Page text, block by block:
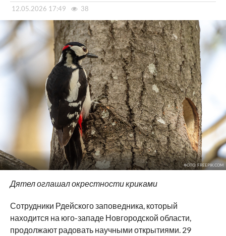
12.05.2026 17:49 38
ФОТО: FREEPIK.COM
Дятел оглашал окрестности криками
Сотрудники Рдейского заповедника, который
находится на юго-западе Новгородской области,
продолжают радовать научными открытиями. 29